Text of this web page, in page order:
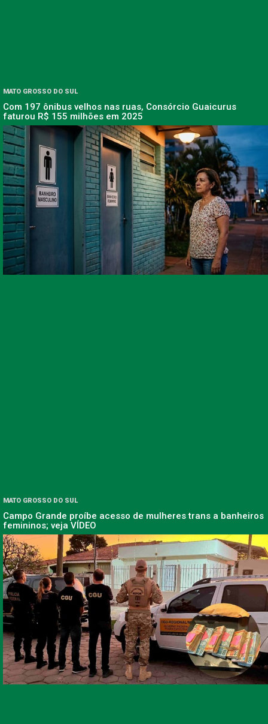
MATO GROSSO DO SUL
Com 197 ônibus velhos nas ruas, Consórcio Guaicurus
faturou R$ 155 milhões em 2025
MATO GROSSO DO SUL
Campo Grande proíbe acesso de mulheres trans a banheiros
femininos; veja VÍDEO